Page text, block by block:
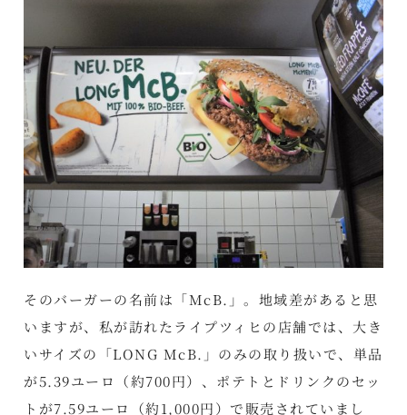
そのバーガーの名前は「McB.」。地域差があると思
いますが、私が訪れたライプツィヒの店舗では、大き
いサイズの「LONG McB.」のみの取り扱いで、単品
が5.39ユーロ（約700円）、ポテトとドリンクのセッ
トが7.59ユーロ（約1,000円）で販売されていまし